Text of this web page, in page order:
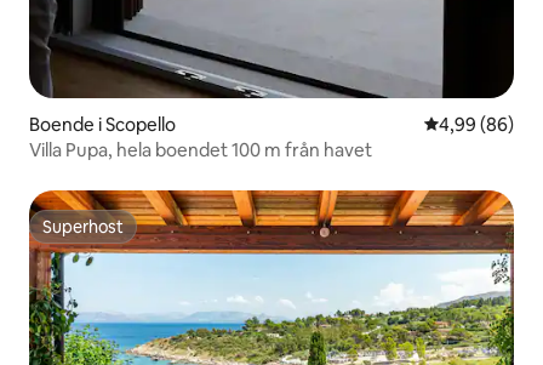
Boende i Scopello 4,99 av 5 i
4,99 (86)
Villa Pupa, hela boendet 100 m från havet
Superhost
Superhost